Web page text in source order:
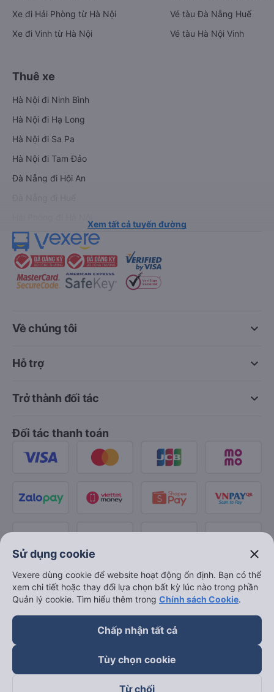
Xe đi Hải Phòng từ Hà Nội
Xe đi Vinh từ Hà Nội
Vé tàu Đà Nẵng Huế
Vé tàu Hà Nội Vinh
Thuê xe
Hà Nội đi Ninh Bình
Hà Nội đi Hạ Long
Hà Nội đi Sa Pa
Hà Nội đi Tam Đảo
Đà Nẵng đi Hội An
Xem tất cả tuyến đường
keyboard_arrow_down
Về chúng tôi
keyboard_arrow_down
Hỗ trợ
keyboard_arrow_down
Trở thành đối tác
Đối tác thanh toán
Sử dụng cookie close
Vexere dùng cookie để website hoạt động ổn định. Bạn có thể
xem chi tiết hoặc thay đổi lựa chọn bất kỳ lúc nào trong phần
Quản lý cookie. Tìm hiểu thêm trong Chính sách Cookie.
Chấp nhận tất cả
Tùy chọn cookie
Từ chối